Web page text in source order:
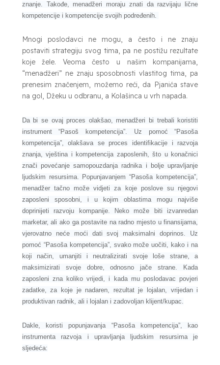
znanje. Takođe, menadžeri moraju znati da razvijaju lične
kompetencije i kompetencije svojih podređenih.
Mnogi poslodavci ne mogu, a često i ne znaju
postaviti strategiju svog tima, pa ne postižu rezultate
koje žele. Veoma često u našim kompanijama,
“menadžeri” ne znaju sposobnosti vlastitog tima, pa
prenesim značenjem, možemo reći, da Pjanića stave
na gol, Džeku u odbranu, a Kolašinca u vrh napada.
Da bi se ovaj proces olakšao, menadžeri bi trebali koristiti
instrument “Pasoš kompetencija”. Uz pomoć “Pasoša
kompetencija”, olakšava se proces identifikacije i razvoja
znanja, vještina i kompetencija zaposlenih, što u konačnici
znači povećanje samopouzdanja radnika i bolje upravljanje
ljudskim resursima. Popunjavanjem “Pasoša kompetencija”,
menadžer tačno može vidjeti za koje poslove su njegovi
zaposleni sposobni, i u kojim oblastima mogu najviše
doprinijeti razvoju kompanije. Neko može biti izvanredan
marketar, ali ako ga postavite na radno mjesto u finansijama,
vjerovatno neće moći dati svoj maksimalni doprinos. Uz
pomoć “Pasoša kompetencija”, svako može uočiti, kako i na
koji način, umanjiti i neutralizirati svoje loše strane, a
maksimizirati svoje dobre, odnosno jače strane. Kada
zaposleni zna koliko vrijedi, i kada mu poslodavac povjeri
zadatke, za koje je nadaren, rezultat je lojalan, vrijedan i
produktivan radnik, ali i lojalan i zadovoljan klijent/kupac.
Dakle, koristi popunjavanja “Pasoša kompetencija”, kao
instrumenta razvoja i upravljanja ljudskim resursima je
sljedeća: